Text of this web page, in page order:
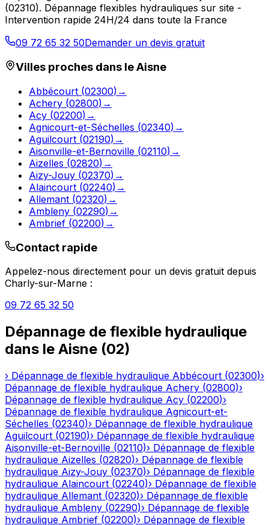
(02310). Dépannage flexibles hydrauliques sur site -
Intervention rapide 24H/24 dans toute la France
09 72 65 32 50Demander un devis gratuit
Villes proches dans leAisne
Abbécourt (02300) →
Achery (02800) →
Acy (02200) →
Agnicourt-et-Séchelles (02340) →
Aguilcourt (02190) →
Aisonville-et-Bernoville (02110) →
Aizelles (02820) →
Aizy-Jouy (02370) →
Alaincourt (02240) →
Allemant (02320) →
Ambleny (02290) →
Ambrief (02200) →
Contact rapide
Appelez-nous directement pour un devis gratuit depuis
Charly-sur-Marne :
09 72 65 32 50
Dépannage de flexible hydraulique
dans le Aisne (02)
› Dépannage de flexible hydraulique Abbécourt (02300)›
Dépannage de flexible hydraulique Achery (02800)›
Dépannage de flexible hydraulique Acy (02200)›
Dépannage de flexible hydraulique Agnicourt-et-
Séchelles (02340)› Dépannage de flexible hydraulique
Aguilcourt (02190)› Dépannage de flexible hydraulique
Aisonville-et-Bernoville (02110)› Dépannage de flexible
hydraulique Aizelles (02820)› Dépannage de flexible
hydraulique Aizy-Jouy (02370)› Dépannage de flexible
hydraulique Alaincourt (02240)› Dépannage de flexible
hydraulique Allemant (02320)› Dépannage de flexible
hydraulique Ambleny (02290)› Dépannage de flexible
hydraulique Ambrief (02200)› Dépannage de flexible